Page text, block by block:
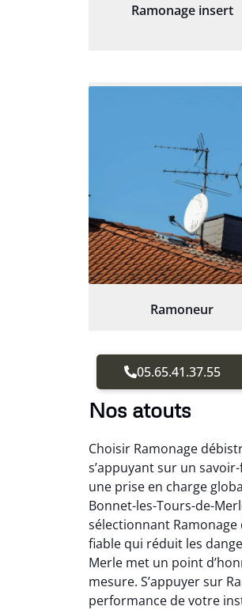
Ramonage insert
Ramoneur
05.65.41.37.55
Nos atouts
Choisir Ramonage
s’appuyant sur un
une prise en charge
Bonnet-les-Tours-de-
sélectionnant Ramonage
fiable qui réduit les
Merle met un point
mesure. S’appuyer sur
performance de votre